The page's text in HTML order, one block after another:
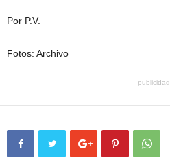
Por P.V.
Fotos: Archivo
publicidad